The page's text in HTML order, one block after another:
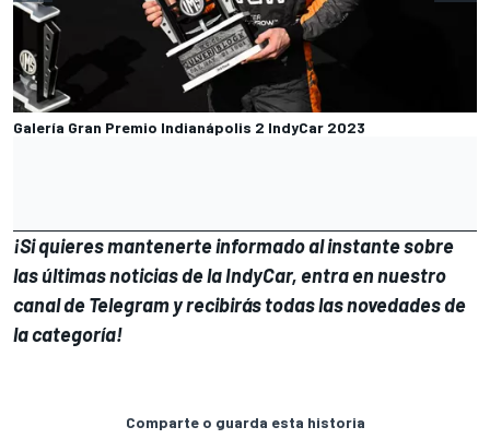
Galería Gran Premio Indianápolis 2 IndyCar 2023
¡Si quieres mantenerte informado al instante sobre
las últimas noticias de laIndyCar, entra en nuestro
canal deTelegramy recibirás todas las novedades de
la categoría!
Comparte o guarda esta historia